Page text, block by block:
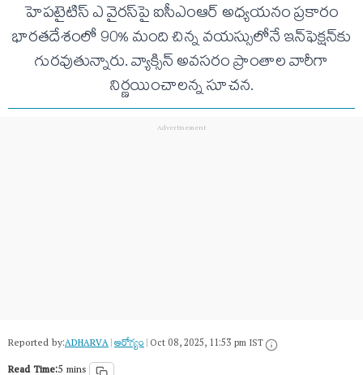
హెపటైటిస్ ఎ వైరస్‌పై ఐసీఎంఆర్ అధ్యయనం ప్రకారం
భారతదేశంలో 90% మంది చిన్న వయస్సులోనే ఇన్‌ఫెక్షన్‌కు
గురవుతున్నారు. వ్యాక్సిన్ అవసరం ప్రాంతాల వారీగా
నిర్ణయించాలన్న సూచన.
Reported by:ADHARVA|ఆరోగ్యం|Oct 08, 2025, 11:53 pm IST